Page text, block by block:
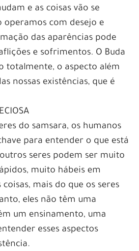
e as coisas vão se
operamos com desejo e
das aparências pode
e sofrimentos. O Buda
totalmente, o aspecto além
nossas existências, que é
do samsara, os humanos
para entender o que está
seres podem ser muito
muito hábeis em
mais do que os seres
eles não têm uma
um ensinamento, uma
esses aspectos